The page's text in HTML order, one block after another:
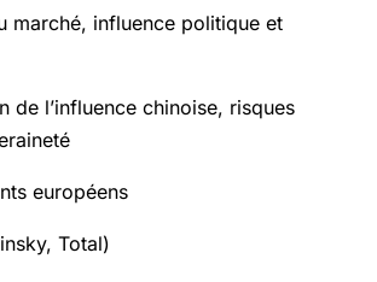
marché, influence politique et
de l’influence chinoise, risques
européens
Total)